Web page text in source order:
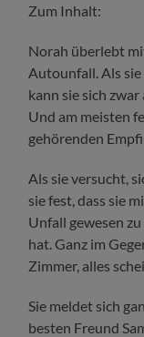
Zum Inhalt:
Norah überlebt
Autounfall. Als
kann sie sich
Und am meisten
gehörenden
Als sie versucht,
sie fest, dass sie
Unfall gewesen
hat. Ganz im
Zimmer, alles
Sie meldet sich
besten Freund